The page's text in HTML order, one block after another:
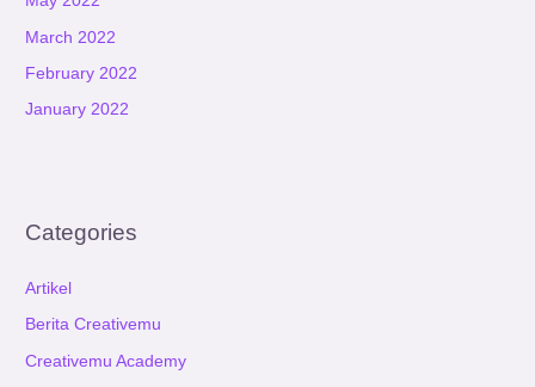
March 2022
February 2022
January 2022
Categories
Artikel
Berita Creativemu
Creativemu Academy